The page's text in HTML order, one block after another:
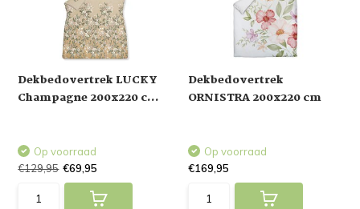
Dekbedovertrek LUCKY
Champagne 200x220 c...
Op voorraad
€129,95 €69,95
Dekbedovertrek
ORNISTRA 200x220 cm
Op voorraad
€169,95